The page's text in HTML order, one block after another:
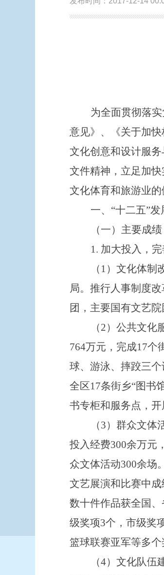
为全面贯彻落
意见》、
《关于加
文化创意和设计服务
文件精神，立足加
文化体育和旅游业
一、 “十二五”
（一） 主要成绩
1. 加大投入，
（ 1）文化体制
局。推行人事制度
团，主要国有文艺院
（2）公共文化
764万元，完成17个
球、游泳、摔跤三
全区17条街乡“图书
书专柜和服务点，开
（3）群众文体
投入经费300余万元
众文体活动300余场
文艺展演和比赛中
数十件作品获全国
级奖项3个，市级奖
篮球联赛亚军等多
（4）文化队伍